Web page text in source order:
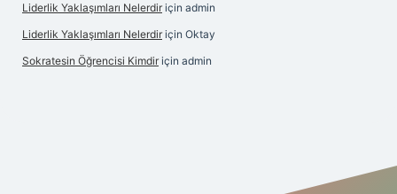
Liderlik Yaklaşımları Nelerdir için admin
Liderlik Yaklaşımları Nelerdir için Oktay
Sokratesin Öğrencisi Kimdir için admin